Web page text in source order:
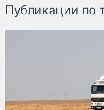
Публикации по